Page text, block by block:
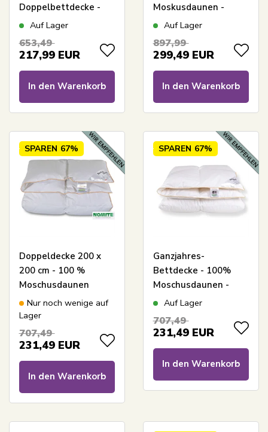
Doppelbettdecke -
Favorit - 200x200 cm -
Moskusdaunen
Auf Lager
653,49
217,99 EUR
In den Warenkorb
Moskusdaunen -
Doppel-
200x200 cm + 2x
Auf Lager
897,99
299,49 EUR
In den Warenkorb
SPAREN 67%
Doppeldecke 200 x
200 cm - 100 %
Moschusdaunen
Ganzjahresdecke -
Borg Living
Nur noch wenige auf
Lager
707,49
231,49 EUR
In den Warenkorb
SPAREN 67%
Ganzjahres-
Bettdecke - 100%
Moschusdaunen -
200x200 cm - Borg
Moschusdaunen
Auf Lager
707,49
231,49 EUR
In den Warenkorb